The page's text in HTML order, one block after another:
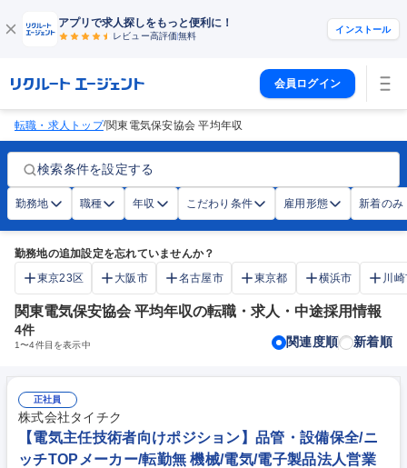
アプリで求人探しをもっと便利に！
レビュー高評価無料
インストール
会員ログイン
転職・求人トップ/関東電気保安協会 平均年収
検索条件を設定する
勤務地 職種 年収 こだわり条件 雇用形態 新着のみ
勤務地の追加設定を忘れていませんか？
東京23区
大阪市 名古屋市 東京都 横浜市 川
関東電気保安協会 平均年収の転職・求人・中途採用情報
4件
1〜4件目を表示中 関連度順 新着順
正社員
株式会社タイチク
【電気主任技術者向けポジション】品管・設備保全/ニ
ッチTOPメーカー/転勤無 機械/電気/電子製品法人営業